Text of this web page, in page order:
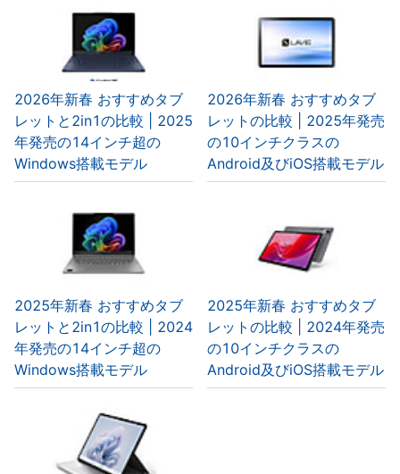
2026年新春 おすすめタブ
レットと2in1の比較 | 2025
年発売の14インチ超の
Windows搭載モデル
2026年新春 おすすめタブ
レットの比較 | 2025年発売
の10インチクラスの
Android及びiOS搭載モデル
2025年新春 おすすめタブ
レットと2in1の比較 | 2024
年発売の14インチ超の
Windows搭載モデル
2025年新春 おすすめタブ
レットの比較 | 2024年発売
の10インチクラスの
Android及びiOS搭載モデル